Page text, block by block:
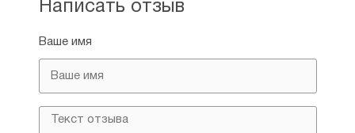
Иоанн Восторгов оставляет учительство
и принимает священный сан. Иерейская
хиротония состоялась в 1889 году. С этого
времени начинается его служение Церкви
искренней проповедию Евангелия.
Написать отзыв
Ваше имя